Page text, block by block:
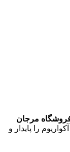
مرجان
را پایدار و